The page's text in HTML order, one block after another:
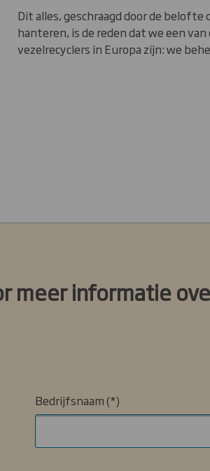
Dit alles, geschraagd door de
hanteren, is de reden dat we een
vezelrecyclers in Europa zijn: we
meer informatie
Bedrijfsnaam